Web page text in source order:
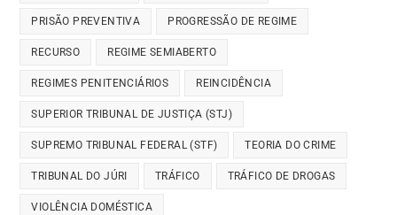
PRISÃO PREVENTIVA PROGRESSÃO DE REGIME
RECURSO REGIME SEMIABERTO
REGIMES PENITENCIÁRIOS REINCIDÊNCIA
SUPERIOR TRIBUNAL DE JUSTIÇA (STJ)
SUPREMO TRIBUNAL FEDERAL (STF) TEORIA DO CRIME
TRIBUNAL DO JÚRI TRÁFICO TRÁFICO DE DROGAS
VIOLÊNCIA DOMÉSTICA